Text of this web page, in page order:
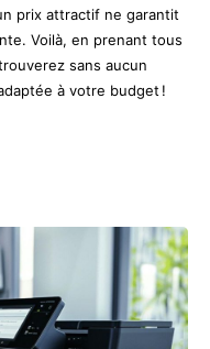
prix attractif ne garantit
Voilà, en prenant tous
sans aucun
à votre budget !